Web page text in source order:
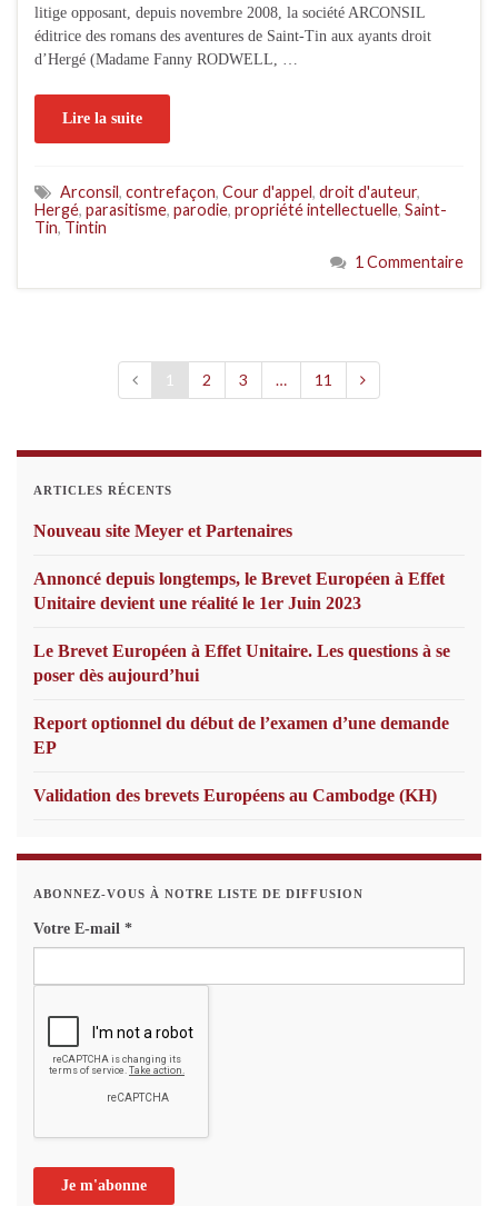
litige opposant, depuis novembre 2008, la société ARCONSIL
éditrice des romans des aventures de Saint-Tin aux ayants droit
d’Hergé (Madame Fanny RODWELL, …
Lire la suite
Arconsil, contrefaçon, Cour d'appel, droit d'auteur,
Hergé, parasitisme, parodie, propriété intellectuelle, Saint-
Tin, Tintin
1 Commentaire
1 2 3 … 11
ARTICLES RÉCENTS
Nouveau site Meyer et Partenaires
Annoncé depuis longtemps, le Brevet Européen à Effet
Unitaire devient une réalité le 1er Juin 2023
Le Brevet Européen à Effet Unitaire. Les questions à se
poser dès aujourd’hui
Report optionnel du début de l’examen d’une demande
EP
Validation des brevets Européens au Cambodge (KH)
ABONNEZ-VOUS À NOTRE LISTE DE DIFFUSION
Votre E-mail *